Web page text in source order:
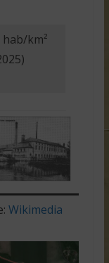
hab/km²
Wikimedia